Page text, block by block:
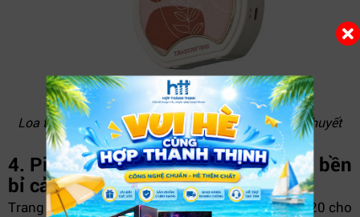
Loa trợ giảng Takstar E20 – Phát nhạc, giảng dạy, thuyết
trình tiện lợi
4. Pin dung lượng cao – Hoạt động bền
bỉ cả ngày
Trang bị viên pin Lithium 1800mAh, loa Takstar E20 cho